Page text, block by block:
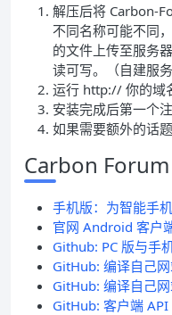
解压后将 Carbon-
不同名称可能不同
的文件上传至服务
读可写。（自建服
运行 http:// 你的域
安装完成后第一个
如果需要额外的话
Carbon
手机版：为智能手
官网 Android 客户
Github: PC 版与手
GitHub: 编译自己
GitHub: 编译自己
GitHub: 客户端 API